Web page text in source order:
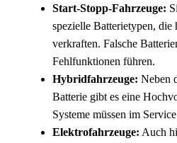
Start-Stopp-Fahrzeuge:
spezielle Batterietypen, die
verkraften. Falsche
Fehlfunktionen führen.
Hybridfahrzeuge: Neben
Batterie gibt es eine
Systeme müssen im
Elektrofahrzeuge: Auch